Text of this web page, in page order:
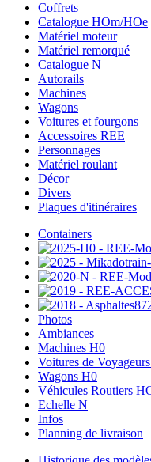
Coffrets
Catalogue HOm/HOe
Matériel moteur
Matériel remorqué
Catalogue N
Autorails
Machines
Wagons
Voitures et fourgons
Accessoires REE
Personnages
Matériel roulant
Décor
Divers
Plaques d'itinéraires
Containers
Photos
Ambiances
Machines H0
Voitures de
Wagons H0
Véhicules Routiers
Echelle N
Infos
Planning de livraison